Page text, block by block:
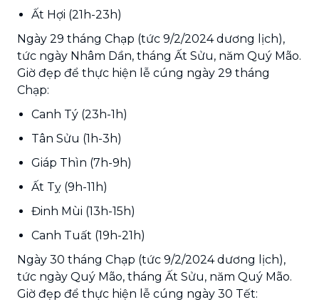
Ất Hợi (21h-23h)
Ngày 29 tháng Chạp (tức 9/2/2024 dương lịch),
tức ngày Nhâm Dần, tháng Ất Sửu, năm Quý Mão.
Giờ đẹp để thực hiện lễ cúng ngày 29 tháng
Chạp:
Canh Tý (23h-1h)
Tân Sửu (1h-3h)
Giáp Thìn (7h-9h)
Ất Tỵ (9h-11h)
Đinh Mùi (13h-15h)
Canh Tuất (19h-21h)
Ngày 30 tháng Chạp (tức 9/2/2024 dương lịch),
tức ngày Quý Mão, tháng Ất Sửu, năm Quý Mão.
Giờ đẹp để thực hiện lễ cúng ngày 30 Tết: